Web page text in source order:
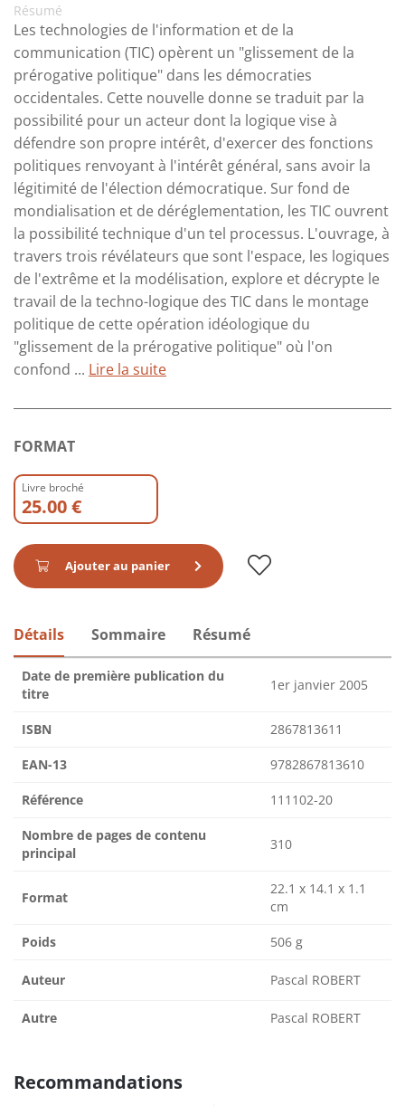
Résumé
Les technologies de l'information et de la
communication (TIC) opèrent un "glissement de la
prérogative politique" dans les démocraties
occidentales. Cette nouvelle donne se traduit par la
possibilité pour un acteur dont la logique vise à
défendre son propre intérêt, d'exercer des fonctions
politiques renvoyant à l'intérêt général, sans avoir la
légitimité de l'élection démocratique. Sur fond de
mondialisation et de déréglementation, les TIC ouvrent
la possibilité technique d'un tel processus. L'ouvrage, à
travers trois révélateurs que sont l'espace, les logiques
de l'extrême et la modélisation, explore et décrypte le
travail de la techno-logique des TIC dans le montage
politique de cette opération idéologique du
"glissement de la prérogative politique" où l'on
confond ... Lire la suite
FORMAT
Livre broché
25.00 €
Ajouter au panier
Détails Sommaire Résumé
Date de première publication du
titre
1er janvier 2005
ISBN 2867813611
EAN-13 9782867813610
Référence 111102-20
Nombre de pages de contenu
principal
310
Format
22.1 x 14.1 x 1.1
cm
Poids 506 g
Auteur Pascal ROBERT
Autre Pascal ROBERT
Recommandations